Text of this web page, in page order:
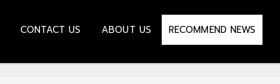
CONTACT US ABOUT US RECOMMEND NEWS